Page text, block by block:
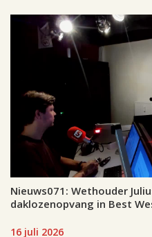
Nieuws071: Wethouder
daklozenopvang in Best
16 juli 2026